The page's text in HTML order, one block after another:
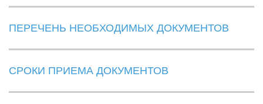
ПЕРЕЧЕНЬ НЕОБХОДИМЫХ ДОКУМЕНТОВ
СРОКИ ПРИЕМА ДОКУМЕНТОВ